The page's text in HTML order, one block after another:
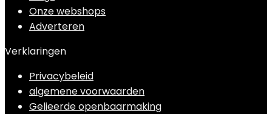
Onze webshops
Adverteren
Verklaringen
Privacybeleid
algemene voorwaarden
Gelieerde openbaarmaking